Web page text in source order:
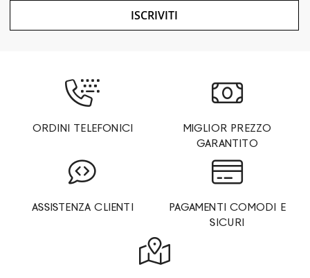
ISCRIVITI
ORDINI TELEFONICI
MIGLIOR PREZZO
GARANTITO
ASSISTENZA CLIENTI
PAGAMENTI COMODI E
SICURI